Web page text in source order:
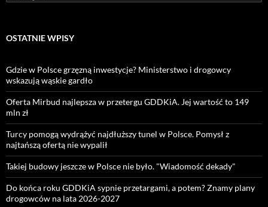
OSTATNIE WPISY
Gdzie w Polsce grzęzną inwestycje? Ministerstwo i drogowcy
wskazują wąskie gardło
Oferta Mirbud najlepsza w przetergu GDDKiA. Jej wartość to 149
mln zł
Turcy pomogą wydrążyć najdłuższy tunel w Polsce. Pomysł z
najtańszą ofertą nie wypalił
Takiej budowy jeszcze w Polsce nie było. "Wiadomość dekady"
Do końca roku GDDKiA sypnie przetargami, a potem? Znamy plany
drogowców na lata 2026-2027